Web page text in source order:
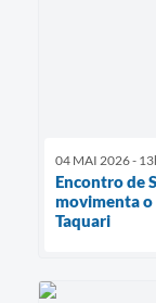
04 MAI 2026 -
Encontro de
movimenta o
Taquari